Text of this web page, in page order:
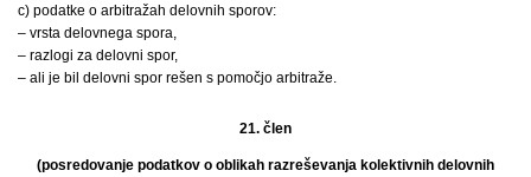
c) podatke o arbitražah delovnih sporov:
– vrsta delovnega spora,
– razlogi za delovni spor,
– ali je bil delovni spor rešen s pomočjo arbitraže.
21. člen
(posredovanje podatkov o oblikah razreševanja kolektivnih delovnih